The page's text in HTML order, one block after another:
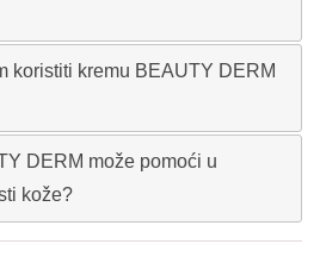
koristiti kremu BEAUTY DERM
DERM može pomoći u
kože?